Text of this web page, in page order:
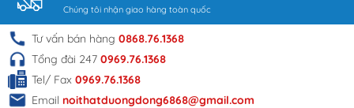
Chúng tôi nhận giao hàng toàn quốc
Tư vấn bán hàng 0868.76.1368
Tổng đài 247 0969.76.1368
Tel/ Fax 0969.76.1368
Email noithatduongdong6868@gmail.com